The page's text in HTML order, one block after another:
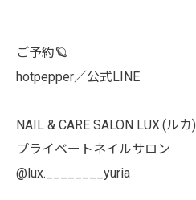
ご予約🪐
hotpepper／公式LINE
NAIL & CARE SALON LUX.(ルカ)
プライベートネイルサロン
@lux.________yuria